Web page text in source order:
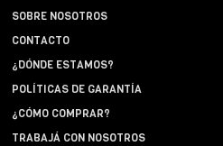
SOBRE NOSOTROS
CONTACTO
¿DÓNDE ESTAMOS?
POLÍTICAS DE GARANTÍA
¿CÓMO COMPRAR?
TRABAJÁ CON NOSOTROS